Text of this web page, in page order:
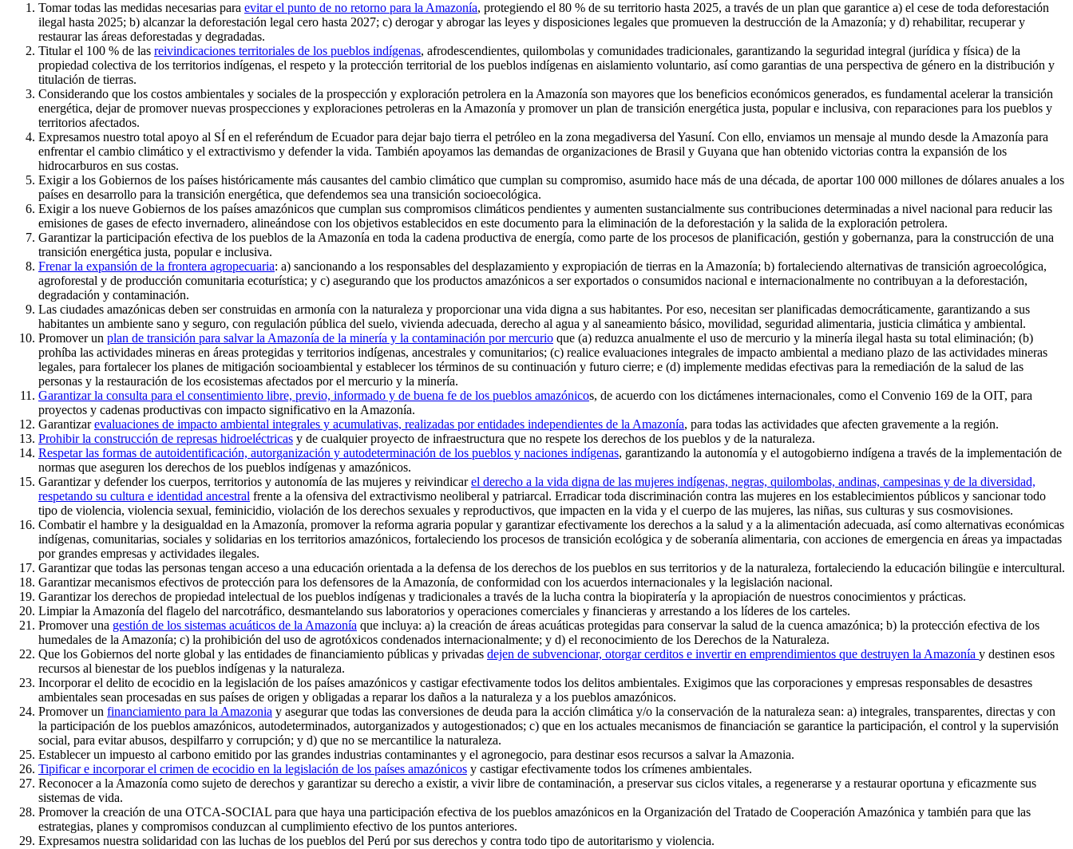
Tomar todas las medidas necesarias para evitar el punto de no retorno para la Amazonía, protegiendo el 80 % de su territorio hasta 2025, a través de un plan que garantice a) el cese de toda deforestación
ilegal hasta 2025; b) alcanzar la deforestación legal cero hasta 2027; c) derogar y abrogar las leyes y disposiciones legales que promueven la destrucción de la Amazonía; y d) rehabilitar, recuperar y
restaurar las áreas deforestadas y degradadas.
Titular el 100 % de las reivindicaciones territoriales de los pueblos indígenas, afrodescendientes, quilombolas y comunidades tradicionales, garantizando la seguridad integral (jurídica y física) de la
propiedad colectiva de los territorios indígenas, el respeto y la protección territorial de los pueblos indígenas en aislamiento voluntario, así como garantias de una perspectiva de género en la distribución y
titulación de tierras.
Considerando que los costos ambientales y sociales de la prospección y exploración petrolera en la Amazonía son mayores que los beneficios económicos generados, es fundamental acelerar la transición
energética, dejar de promover nuevas prospecciones y exploraciones petroleras en la Amazonía y promover un plan de transición energética justa, popular e inclusiva, con reparaciones para los pueblos y
territorios afectados.
Expresamos nuestro total apoyo al SÍ en el referéndum de Ecuador para dejar bajo tierra el petróleo en la zona megadiversa del Yasuní. Con ello, enviamos un mensaje al mundo desde la Amazonía para
enfrentar el cambio climático y el extractivismo y defender la vida. También apoyamos las demandas de organizaciones de Brasil y Guyana que han obtenido victorias contra la expansión de los
hidrocarburos en sus costas.
Exigir a los Gobiernos de los países históricamente más causantes del cambio climático que cumplan su compromiso, asumido hace más de una década, de aportar 100 000 millones de dólares anuales a los
países en desarrollo para la transición energética, que defendemos sea una transición socioecológica.
Exigir a los nueve Gobiernos de los países amazónicos que cumplan sus compromisos climáticos pendientes y aumenten sustancialmente sus contribuciones determinadas a nivel nacional para reducir las
emisiones de gases de efecto invernadero, alineándose con los objetivos establecidos en este documento para la eliminación de la deforestación y la salida de la exploración petrolera.
Garantizar la participación efectiva de los pueblos de la Amazonía en toda la cadena productiva de energía, como parte de los procesos de planificación, gestión y gobernanza, para la construcción de una
transición energética justa, popular e inclusiva.
Frenar la expansión de la frontera agropecuaria: a) sancionando a los responsables del desplazamiento y expropiación de tierras en la Amazonía; b) fortaleciendo alternativas de transición agroecológica,
agroforestal y de producción comunitaria ecoturística; y c) asegurando que los productos amazónicos a ser exportados o consumidos nacional e internacionalmente no contribuyan a la deforestación,
degradación y contaminación.
Las ciudades amazónicas deben ser construidas en armonía con la naturaleza y proporcionar una vida digna a sus habitantes. Por eso, necesitan ser planificadas democráticamente, garantizando a sus
habitantes un ambiente sano y seguro, con regulación pública del suelo, vivienda adecuada, derecho al agua y al saneamiento básico, movilidad, seguridad alimentaria, justicia climática y ambiental.
Promover un plan de transición para salvar la Amazonía de la minería y la contaminación por mercurio que (a) reduzca anualmente el uso de mercurio y la minería ilegal hasta su total eliminación; (b)
prohíba las actividades mineras en áreas protegidas y territorios indígenas, ancestrales y comunitarios; (c) realice evaluaciones integrales de impacto ambiental a mediano plazo de las actividades mineras
legales, para fortalecer los planes de mitigación socioambiental y establecer los términos de su continuación y futuro cierre; e (d) implemente medidas efectivas para la remediación de la salud de las
personas y la restauración de los ecosistemas afectados por el mercurio y la minería.
Garantizar la consulta para el consentimiento libre, previo, informado y de buena fe de los pueblos amazónicos, de acuerdo con los dictámenes internacionales, como el Convenio 169 de la OIT, para
proyectos y cadenas productivas con impacto significativo en la Amazonía.
Garantizarevaluaciones de impacto ambiental integrales y acumulativas, realizadas por entidades independientes de la Amazonía, para todas las actividades que afecten gravemente a la región.
Prohibir la construcción de represas hidroeléctricas y de cualquier proyecto de infraestructura que no respete los derechos de los pueblos y de la naturaleza.
Respetar las formas de autoidentificación, autorganización y autodeterminación de los pueblos y naciones indígenas, garantizando la autonomía y el autogobierno indígena a través de la implementación de
normas que aseguren los derechos de los pueblos indígenas y amazónicos.
Garantizar y defender los cuerpos, territorios y autonomía de las mujeres y reivindicarel derecho a la vida digna de las mujeres indígenas, negras, quilombolas, andinas, campesinas y de la diversidad,
respetando su cultura e identidad ancestral frente a la ofensiva del extractivismo neoliberal y patriarcal. Erradicar toda discriminación contra las mujeres en los establecimientos públicos y sancionar todo
tipo de violencia, violencia sexual, feminicidio, violación de los derechos sexuales y reproductivos, que impacten en la vida y el cuerpo de las mujeres, las niñas, sus culturas y sus cosmovisiones.
Combatir el hambre y la desigualdad en la Amazonía, promover la reforma agraria popular y garantizar efectivamente los derechos a la salud y a la alimentación adecuada, así como alternativas económicas
indígenas, comunitarias, sociales y solidarias en los territorios amazónicos, fortaleciendo los procesos de transición ecológica y de soberanía alimentaria, con acciones de emergencia en áreas ya impactadas
por grandes empresas y actividades ilegales.
Garantizar que todas las personas tengan acceso a una educación orientada a la defensa de los derechos de los pueblos en sus territorios y de la naturaleza, fortaleciendo la educación bilingüe e intercultural.
Garantizar mecanismos efectivos de protección para los defensores de la Amazonía, de conformidad con los acuerdos internacionales y la legislación nacional.
Garantizar los derechos de propiedad intelectual de los pueblos indígenas y tradicionales a través de la lucha contra la biopiratería y la apropiación de nuestros conocimientos y prácticas.
Limpiar la Amazonía del flagelo del narcotráfico, desmantelando sus laboratorios y operaciones comerciales y financieras y arrestando a los líderes de los carteles.
Promover una gestión de los sistemas acuáticos de la Amazonía que incluya: a) la creación de áreas acuáticas protegidas para conservar la salud de la cuenca amazónica; b) la protección efectiva de los
humedales de la Amazonía; c) la prohibición del uso de agrotóxicos condenados internacionalmente; y d) el reconocimiento de los Derechos de la Naturaleza.
Que los Gobiernos del norte global y las entidades de financiamiento públicas y privadas dejen de subvencionar, otorgar cerditos e invertir en emprendimientos que destruyen la Amazonía y destinen esos
recursos al bienestar de los pueblos indígenas y la naturaleza.
Incorporar el delito de ecocidio en la legislación de los países amazónicos y castigar efectivamente todos los delitos ambientales. Exigimos que las corporaciones y empresas responsables de desastres
ambientales sean procesadas en sus países de origen y obligadas a reparar los daños a la naturaleza y a los pueblos amazónicos.
Promover un financiamiento para la Amazonia y asegurar que todas las conversiones de deuda para la acción climática y/o la conservación de la naturaleza sean: a) integrales, transparentes, directas y con
la participación de los pueblos amazónicos, autodeterminados, autorganizados y autogestionados; c) que en los actuales mecanismos de financiación se garantice la participación, el control y la supervisión
social, para evitar abusos, despilfarro y corrupción; y d) que no se mercantilice la naturaleza.
Establecer un impuesto al carbono emitido por las grandes industrias contaminantes y el agronegocio, para destinar esos recursos a salvar la Amazonia.
Tipificar e incorporar el crimen de ecocidio en la legislación de los países amazónicos y castigar efectivamente todos los crímenes ambientales.
Reconocer a la Amazonía como sujeto de derechos y garantizar su derecho a existir, a vivir libre de contaminación, a preservar sus ciclos vitales, a regenerarse y a restaurar oportuna y eficazmente sus
sistemas de vida.
Promover la creación de una OTCA-SOCIAL para que haya una participación efectiva de los pueblos amazónicos en la Organización del Tratado de Cooperación Amazónica y también para que las
estrategias, planes y compromisos conduzcan al cumplimiento efectivo de los puntos anteriores.
Expresamos nuestra solidaridad con las luchas de los pueblos del Perú por sus derechos y contra todo tipo de autoritarismo y violencia.